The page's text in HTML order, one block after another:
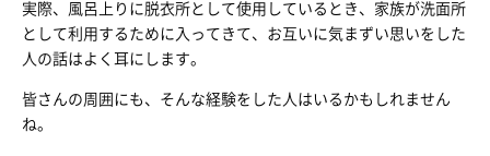
実際、風呂上りに脱衣所として使用しているとき、家族が洗面所
として利用するために入ってきて、お互いに気まずい思いをした
人の話はよく耳にします。
皆さんの周囲にも、そんな経験をした人はいるかもしれません
ね。